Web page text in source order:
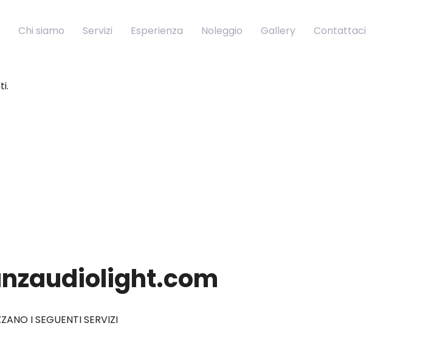
Chi siamo Servizi Esperienza Noleggio Gallery Contattaci
I SEGUENTI SERVIZI